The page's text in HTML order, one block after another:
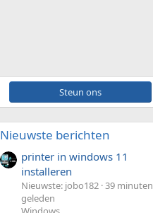
Steun ons
Nieuwste berichten
printer in windows 11
installeren
Nieuwste: jobo182 39 minuten
geleden